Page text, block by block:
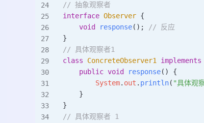
// 抽象观察者
interface Observer {
    void
response();
// 反应
}
// 具体观察者1
class ConcreteObserver1 implements
    public
void response()
{
        System
. out . println( "具体观
    }
}
// 具体观察者 1